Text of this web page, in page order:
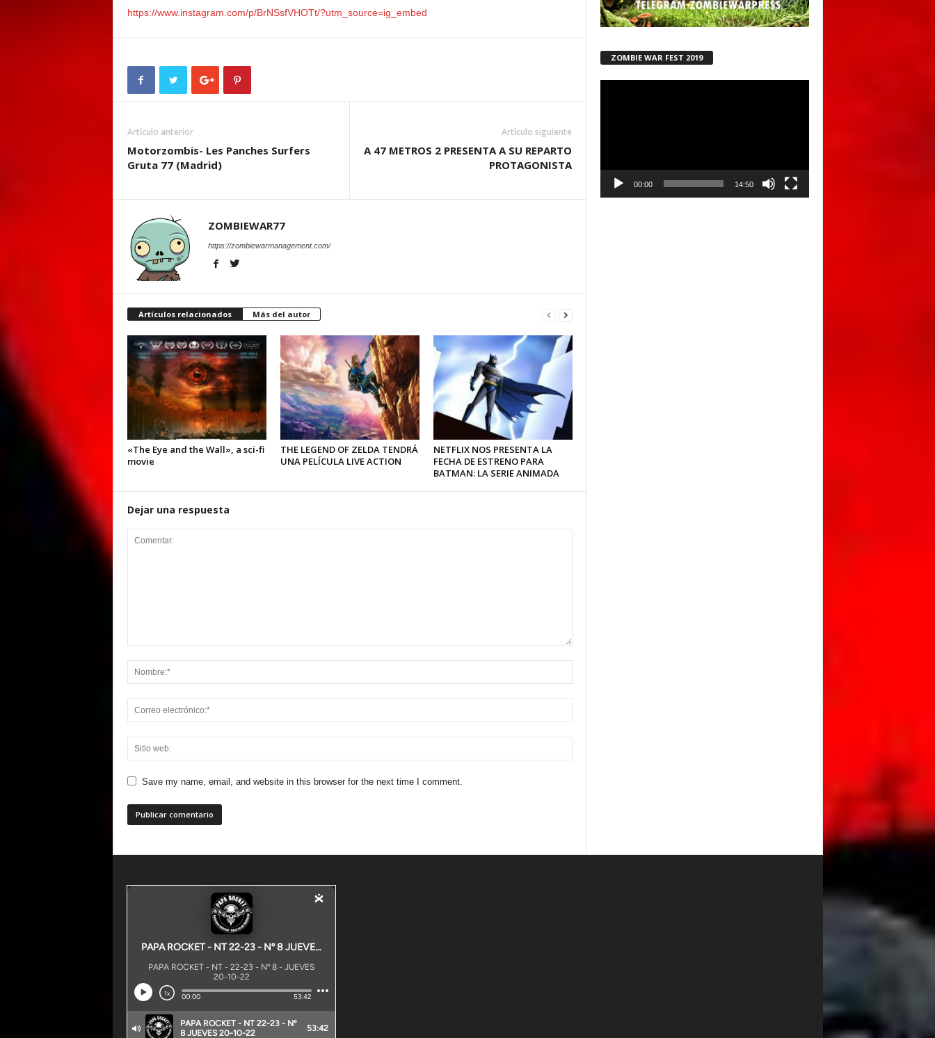
https://www.instagram.com/p/BrNSsfVHOTt/?utm_source=ig_embed
Artículo anterior
Motorzombis- Les Panches Surfers
Gruta 77 (Madrid)
Artículo siguiente
A 47 METROS 2 PRESENTA A SU REPARTO
PROTAGONISTA
ZOMBIEWAR77
https://zombiewarmanagement.com/
Artículos relacionados Más del autor
«The Eye and the Wall», a sci-fi
movie
THE LEGEND OF ZELDA TENDRÁ
UNA PELÍCULA LIVE ACTION
NETFLIX NOS PRESENTA LA
FECHA DE ESTRENO PARA
BATMAN: LA SERIE ANIMADA
Dejar una respuesta
Save my name, email, and website in this browser for the next time I comment.
ZOMBIE WAR FEST 2019
00:00 14:50